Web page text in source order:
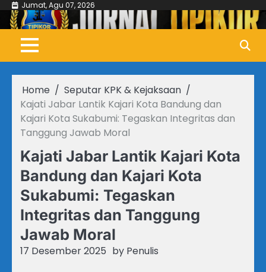
Skip
content
Jumat, Agu 07, 2026
Home
Seputar KPK & Kejaksaan
Kajati Jabar Lantik Kajari Kota Bandung dan
Kajari Kota Sukabumi: Tegaskan Integritas dan
Tanggung Jawab Moral
Kajati Jabar Lantik Kajari Kota
Bandung dan Kajari Kota
Sukabumi: Tegaskan
Integritas dan Tanggung
Jawab Moral
17 Desember 2025 by Penulis